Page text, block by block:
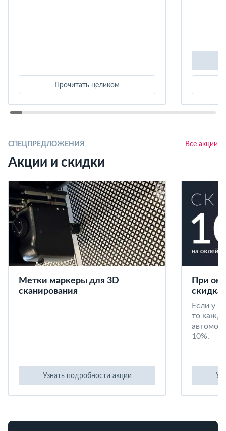
Прочитать целиком
СПЕЦПРЕДЛОЖЕНИЯ Все акции
Акции и скидки
Метки маркеры для 3D
сканирования
Узнать подробности акции
При
скидка
Если у
то
10%.